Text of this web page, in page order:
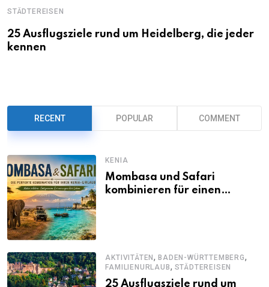
STÄDTEREISEN
25 Ausflugsziele rund um Heidelberg, die jeder
kennen
RECENT POPULAR COMMENT
KENIA
Mombasa und Safari
kombinieren für einen
AKTIVITÄTEN,BADEN-WÜRTTEMBERG,
FAMILIENURLAUB, STÄDTEREISEN
25 Ausflugsziele rund um